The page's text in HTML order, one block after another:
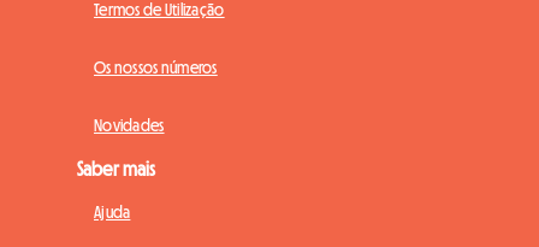
Termos de Utilização
Os nossos números
Novidades
Saber mais
Ajuda